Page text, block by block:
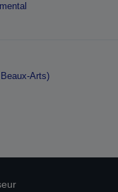
Arts)